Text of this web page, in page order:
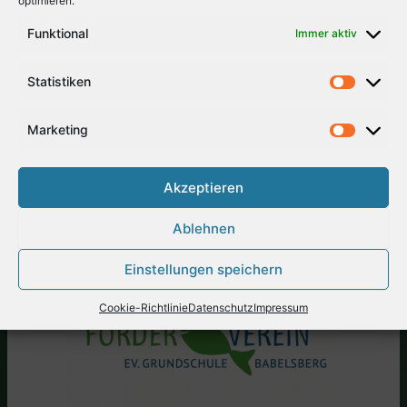
Funktional Immer aktiv
Statistiken
Marketing
Akzeptieren
Ablehnen
Einstellungen speichern
Cookie-RichtlinieDatenschutzImpressum